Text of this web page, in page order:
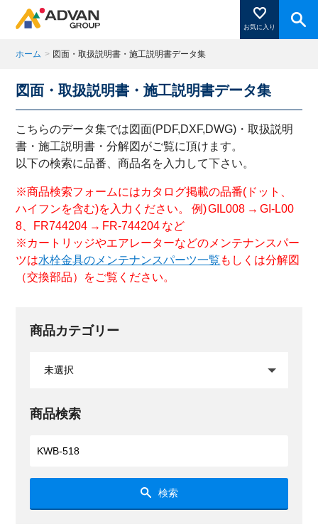
お気に入り
商品ページにある「お気に入り登録」を押すと登録した
商品がここに表示されます。
ホーム > 図面・取扱説明書・施工説明書データ集
図面・取扱説明書・施工説明書データ集
こちらのデータ集では図面(PDF,DXF,DWG)・取扱説明
書・施工説明書・分解図がご覧に頂けます。
以下の検索に品番、商品名を入力して下さい。
※商品検索フォームにはカタログ掲載の品番(ドット、
ハイフンを含む)を入力ください。 例) GIL008 → GI-L00
8、FR744204 → FR-744204 など
※カートリッジやエアレーターなどのメンテナンスパー
ツは水栓金具のメンテナンスパーツ一覧 もしくは分解図
（交換部品）をご覧ください。
商品カテゴリー
商品検索
検索